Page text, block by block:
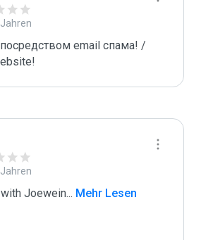
email спама! /
Joewein ... Mehr Lesen